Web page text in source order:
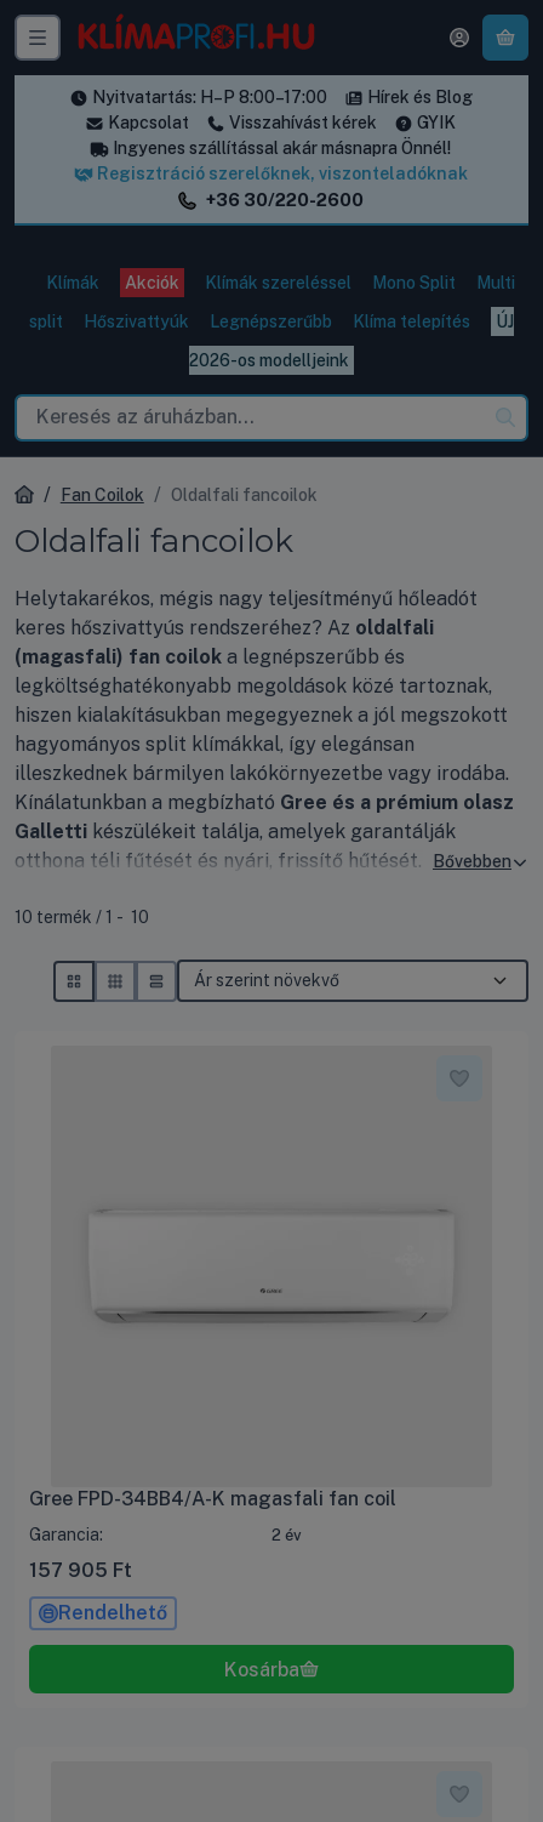
Nyitvatartás: H–P 8:00–17:00
Hírek és Blog
Kapcsolat
Visszahívást kérek
GYIK
Ingyenes szállítással akár másnapra Önnél!
Regisztráció szerelőknek, viszonteladóknak
+36 30/220-2600
Klímák Akciók Klímák szereléssel Mono Split
Multi
split
Hőszivattyúk Legnépszerűbb Klíma telepítés
ÚJ
2026-os modelljeink
Fan Coilok Oldalfali fancoilok
Oldalfali fancoilok
Helytakarékos, mégis nagy teljesítményű hőleadót
keres hőszivattyús rendszeréhez? Az oldalfali
(magasfali) fan coilok a legnépszerűbb és
legköltséghatékonyabb megoldások közé tartoznak,
hiszen kialakításukban megegyeznek a jól megszokott
hagyományos split klímákkal, így elegánsan
illeszkednek bármilyen lakókörnyezetbe vagy irodába.
Kínálatunkban a megbízható Gree és a prémium olasz
Galletti készülékeit találja, amelyek garantálják
otthona téli fűtését és nyári, frissítő hűtését.
Összes termék a kategóriában
10 termék 1 10
Gree FPD-34BB4/A-K magasfali fan coil
Garancia: 2 év
157 905 Ft
Rendelhető